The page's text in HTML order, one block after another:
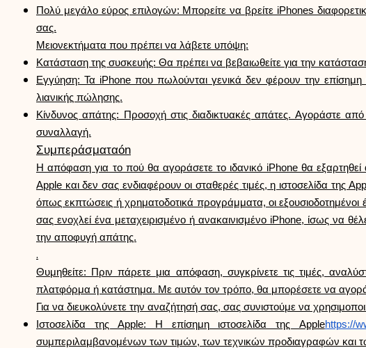
Πολύ μεγάλο εύρος επιλογών: Μπορείτε να βρείτε iPhones
σας.
Μειονεκτήματα που πρέπει να λάβετε υπόψη:
Κατάσταση της συσκευής: Θα πρέπει να βεβαιωθείτε για την
Εγγύηση: Τα iPhone που πωλούνται γενικά δεν φέρουν την επίσημη
λιανικής πώλησης.
Κίνδυνος απάτης: Προσοχή στις διαδικτυακές απάτες. Αγοράστε
συναλλαγή.
Συμπεράσματαón
Η απόφαση για το πού θα αγοράσετε το ιδανικό iPhone θα
Apple και δεν σας ενδιαφέρουν οι σταθερές τιμές, η ιστοσελίδα της
όπως εκπτώσεις ή χρηματοδοτικά προγράμματα, οι
σας ενοχλεί ένα μεταχειρισμένο ή ανακαινισμένο iPhone, ίσως να
την αποφυγή απάτης.
.
Θυμηθείτε: Πριν πάρετε μια απόφαση, συγκρίνετε τις τιμές,
πλατφόρμα ή κατάστημα. Με αυτόν τον τρόπο, θα μπορέσετε να
Για να διευκολύνετε την αναζήτησή σας, σας συνιστούμε να
Ιστοσελίδα της Apple: Η επίσημη ιστοσελίδα της Applehttps://
συμπεριλαμβανομένων των τιμών, των τεχνικών προδιαγραφών και